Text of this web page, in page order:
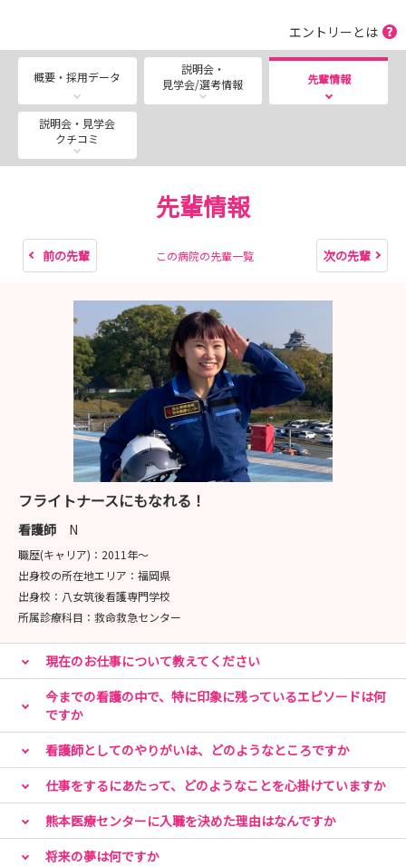
令和９年1月16日（土）病院見学 熊本医療センター 受
付期間：令和８年12月1日（火）～12月19日（土）
令和９年2月17日（水）KMC版就職説明会 熊本医療セン
ター 受付期間：令和９年1月1日（金）～1月27日（水）
令和９年2月18日（木）web版就職説明会 受付期間：令
和９年1月1日（金）～1月28日（木）
令和９年3月5日（金）病院見学 熊本医療センター 受
令和９年3月11日（木）KMC版就職説明会 熊本医療セン
令和９年3月12日（金）病院見学 熊本医療センター 受
付期間：令和９年2月1日（月）～2月19日（金）
救急医療1日体験
第1回:令和８年8月5日（水）10:00-15：35 受付期間：
令和８年7月1日（水）-7月15日（水）
第2回:令和８年8月6日 （木） 10：00-15：35 受付期
間：令和８年7月1日（水）-7月15日（水）
第3回:令和９年2月10日 （水） 10：00-15：35 受付期
間：令和９年1月1日（金）-1月13日（水）
がん看護体験
令和８年8月7日（金）13:30～16:15 受付期間：令和８
年7月1日（水）-7月15日（水）
お申込みはマイナビ看護学生「熊本医療センター」のペー
ジよりお願いいたします。
皆さまのご参加を心よりお待ちしております。
※受付期間開始後にお申し込み可能となります。
※救急1日体験およびがん看護体験は、応募多数の場合、
人数調整を行う場合がありますのでご了承ください。
エントリーとは
概要・採用データ
説明会・
見学会/選考情報
先輩情報
説明会・見学会
クチコミ
先輩情報
前の先輩 この病院の先輩一覧 次の先輩
フライトナースにもなれる！
看護師 N
職歴(キャリア)： 2011年〜
出身校の所在地エリア： 福岡県
出身校： 八女筑後看護専門学校
所属診療科目： 救命救急センター
現在のお仕事について教えてください
今までの看護の中で、特に印象に残っているエピソードは何
ですか
看護師としてのやりがいは、どのようなところですか
仕事をするにあたって、どのようなことを心掛けていますか
熊本医療センターに入職を決めた理由はなんですか
将来の夢は何ですか